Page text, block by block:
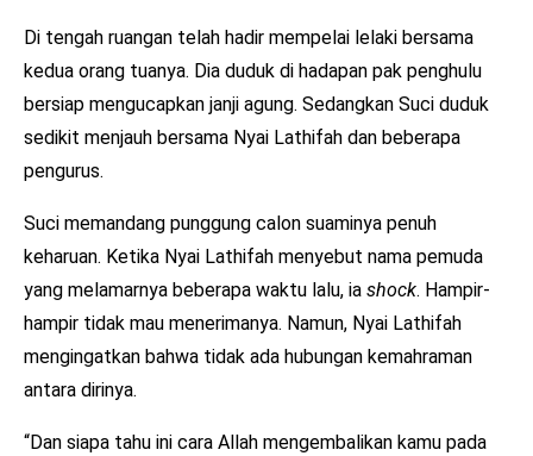
Di tengah ruangan telah hadir mempelai lelaki bersama
kedua orang tuanya. Dia duduk di hadapan pak penghulu
bersiap mengucapkan janji agung. Sedangkan Suci duduk
sedikit menjauh bersama Nyai Lathifah dan beberapa
pengurus.
Suci memandang punggung calon suaminya penuh
keharuan. Ketika Nyai Lathifah menyebut nama pemuda
yang melamarnya beberapa waktu lalu, ia shock. Hampir-
hampir tidak mau menerimanya. Namun, Nyai Lathifah
mengingatkan bahwa tidak ada hubungan kemahraman
antara dirinya.
“Dan siapa tahu ini cara Allah mengembalikan kamu pada